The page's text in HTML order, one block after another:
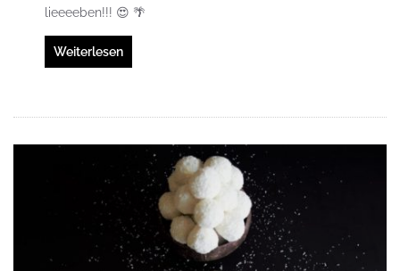
lieeeeben!!! 😍 🌴
Weiterlesen